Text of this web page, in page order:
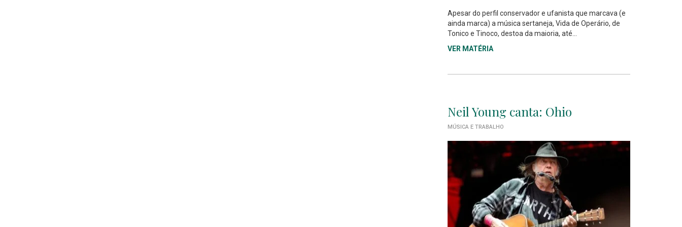
Apesar do perfil conservador e ufanista que marcava (e
ainda marca) a música sertaneja, Vida de Operário, de
Tonico e Tinoco, destoa da maioria, até...
VER MATÉRIA
Neil Young canta: Ohio
MÚSICA E TRABALHO